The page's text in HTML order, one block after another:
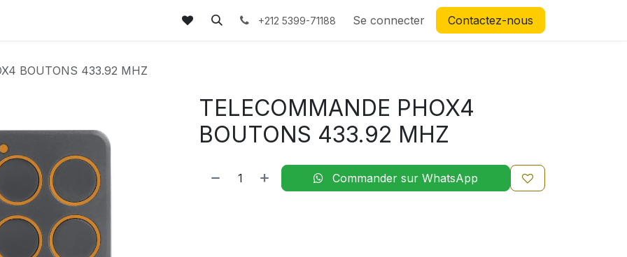
+212 5399-71188 Se connecter Contactez-nous
BOUTONS 433.92 MHZ
TELECOMMANDE PHOX4
BOUTONS 433.92 MHZ
Commander sur WhatsApp